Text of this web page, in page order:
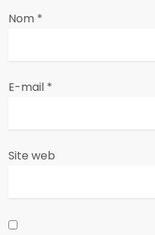
a
t
Nom *
E-mail *
Site web